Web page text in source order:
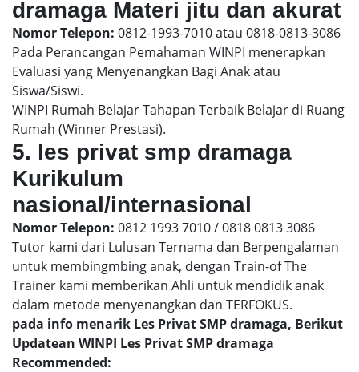
dramaga Materi jitu dan akurat
Nomor Telepon: 0812-1993-7010 atau 0818-0813-3086
Pada Perancangan Pemahaman WINPI menerapkan
Evaluasi yang Menyenangkan Bagi Anak atau
Siswa/Siswi.
WINPI Rumah Belajar Tahapan Terbaik Belajar di Ruang
Rumah (Winner Prestasi).
5. les privat smp dramaga
Kurikulum
nasional/internasional
Nomor Telepon: 0812 1993 7010 / 0818 0813 3086
Tutor kami dari Lulusan Ternama dan Berpengalaman
untuk membingmbing anak, dengan Train-of The
Trainer kami memberikan Ahli untuk mendidik anak
dalam metode menyenangkan dan TERFOKUS.
pada info menarik Les Privat SMP dramaga, Berikut
Updatean WINPI Les Privat SMP dramaga
Recommended: